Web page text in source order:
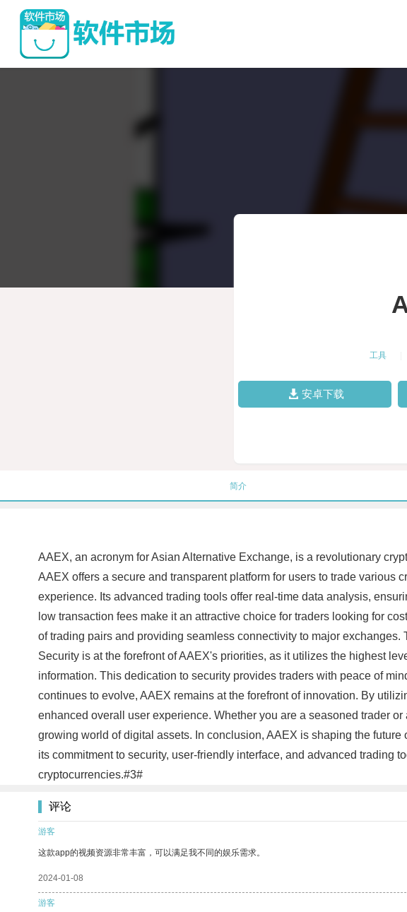
工具
安卓下载
简介
AAEX, an acronym for Asian Alternative Exchange, is a revolutionary
AAEX offers a secure and transparent platform for users to trade
experience. Its advanced trading tools offer real-time data analysis,
low transaction fees make it an attractive choice for traders looking for
of trading pairs and providing seamless connectivity to major
Security is at the forefront of AAEX's priorities, as it utilizes the highest
information. This dedication to security provides traders with peace of
continues to evolve, AAEX remains at the forefront of innovation. By
enhanced overall user experience. Whether you are a seasoned trader
growing world of digital assets. In conclusion, AAEX is shaping the
its commitment to security, user-friendly interface, and advanced trading
cryptocurrencies.#3#
评论
游客
这款app的视频资源非常丰富，可以满足我不同的娱乐需求。
2024-01-08
游客